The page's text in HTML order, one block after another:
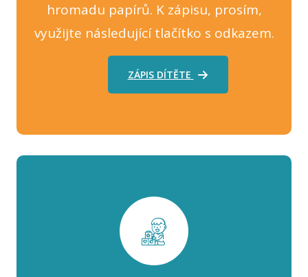
hromadu papírů. K zápisu, prosím,
využijte následující tlačítko s odkazem.
ZÁPIS DÍTĚTE